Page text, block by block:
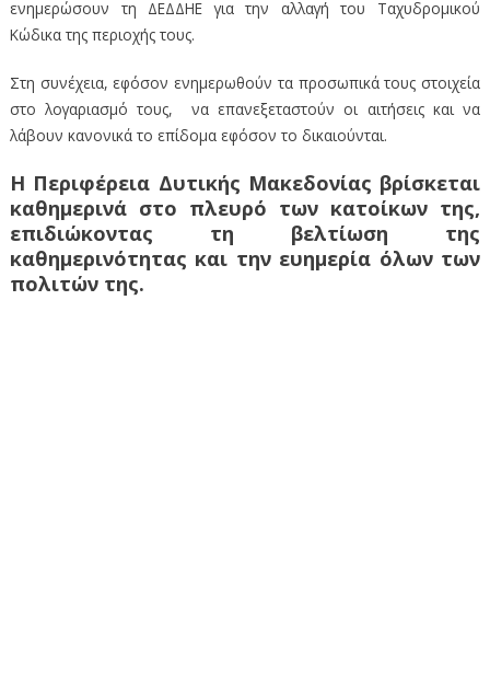
ενημερώσουν τη ΔΕΔΔΗΕ για την αλλαγή του Ταχυδρομικού
Κώδικα της περιοχής τους.
Στη συνέχεια, εφόσον ενημερωθούν τα προσωπικά τους στοιχεία
στο λογαριασμό τους, να επανεξεταστούν οι αιτήσεις και να
λάβουν κανονικά το επίδομα εφόσον το δικαιούνται.
Η Περιφέρεια Δυτικής Μακεδονίας βρίσκεται
καθημερινά στο πλευρό των κατοίκων της,
επιδιώκοντας τη βελτίωση της
καθημερινότητας και την ευημερία όλων των
πολιτών της.